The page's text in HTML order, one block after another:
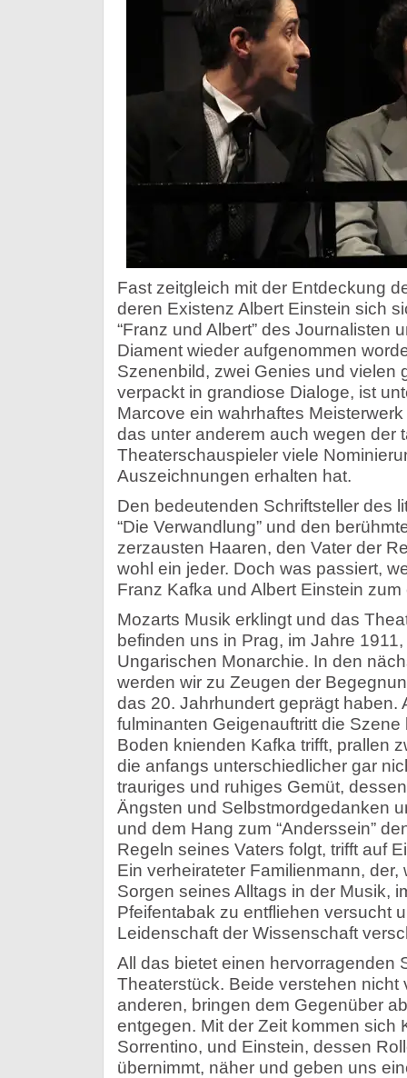
Fast zeitgleich mit der Entdeckung
deren Existenz Albert Einstein sich
“Franz und Albert” des Journalisten
Diament wieder aufgenommen
Szenenbild, zwei Genies und vielen
verpackt in grandiose Dialoge, ist
Marcove ein wahrhaftes
das unter anderem auch wegen der
Theaterschauspieler viele
Auszeichnungen erhalten hat.
Den bedeutenden Schriftsteller des
“Die Verwandlung” und den
zerzausten Haaren, den Vater der
wohl ein jeder. Doch was passiert,
Franz Kafka und Albert Einstein
Mozarts Musik erklingt und das
befinden uns in Prag, im Jahre
Ungarischen Monarchie. In den
werden wir zu Zeugen der
das 20. Jahrhundert geprägt haben.
fulminanten Geigenauftritt die
Boden knienden Kafka trifft, prallen
die anfangs unterschiedlicher gar
trauriges und ruhiges Gemüt,
Ängsten und Selbstmordgedanken
und dem Hang zum “Anderssein”
Regeln seines Vaters folgt, trifft auf
Ein verheirateter Familienmann, der,
Sorgen seines Alltags in der Musik,
Pfeifentabak zu entfliehen versucht
Leidenschaft der Wissenschaft
All das bietet einen hervorragenden
Theaterstück. Beide verstehen nicht
anderen, bringen dem Gegenüber
entgegen. Mit der Zeit kommen sich
Sorrentino, und Einstein, dessen
übernimmt, näher und geben uns